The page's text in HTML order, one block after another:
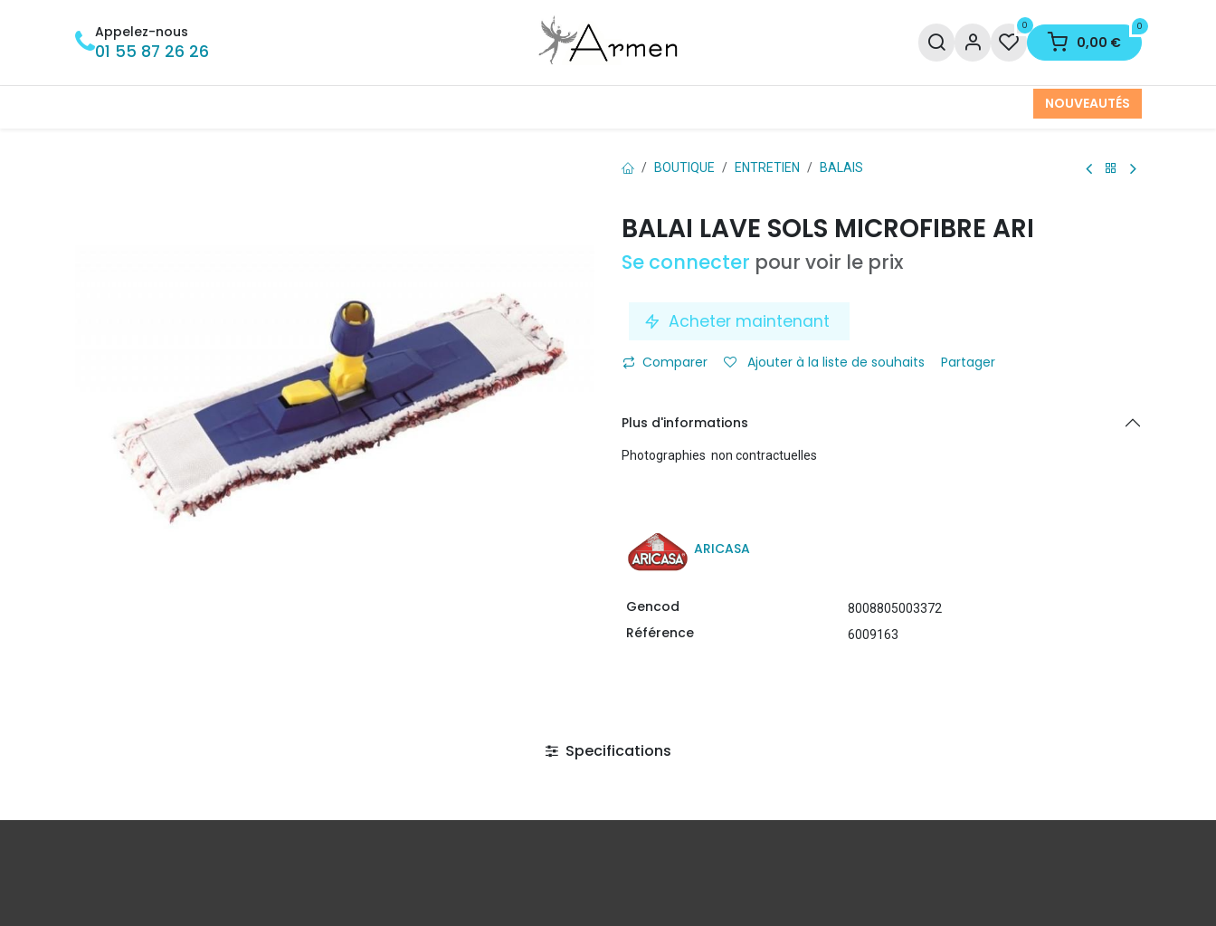
Appelez-nous
01 55 87 26 26
0 0
0,00 €
NOUVEAUTÉS
BOUTIQUE ENTRETIEN BALAIS
BALAI LAVE SOLS MICROFIBRE ARI
Se connecter pour voir le prix
Acheter maintenant
Comparer Ajouter à la liste de souhaits Partager
Plus d'informations
Photographies non contractuelles
ARICASA
Gencod 8008805003372
Référence 6009163
Specifications